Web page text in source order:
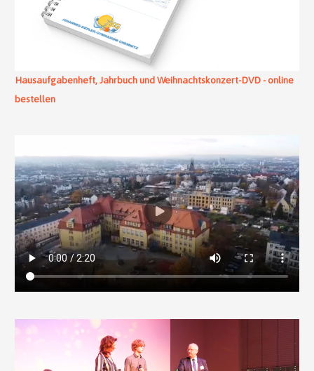
Hausaufgabenheft, Jahrbuch und Weihnachtskonzert-DVD - online
bestellen